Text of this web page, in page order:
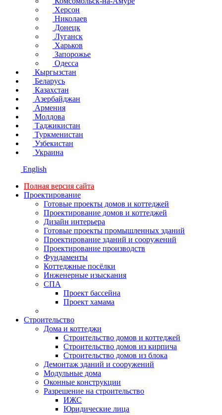
Херсон
Николаев
Донецк
Луганск
Харьков
Запорожье
Одесса
Кыргызстан
Беларусь
Казахстан
Азербайджан
Армения
Молдова
Таджикистан
Туркменистан
Узбекистан
Украина
English
Полная версия сайта
Проектирование
Готовые проекты домов и коттеджей
Проектирование домов и коттеджей
Дизайн интерьера
Готовые проекты промышленных зданий
Проектирование зданий и сооружений
Проектирование производств
Фундаменты
Коттеджные посёлки
Инженерные изыскания
СПА
Проект бассейна
Проект хамама
Строительство
Дома и коттеджи
Строительство домов и коттеджей
Строительство домов из кирпича
Строительство домов из блока
Демонтаж зданий и сооружений
Модульные дома
Оконные конструкции
Разрешение на строительство
ИЖС
Юридические лица